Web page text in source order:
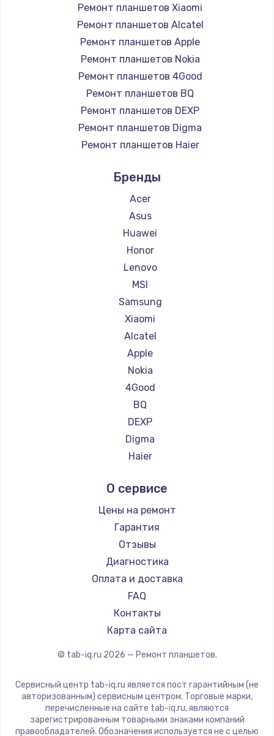
Ремонт планшетов Xiaomi
Ремонт планшетов Alcatel
Ремонт планшетов Apple
Ремонт планшетов Nokia
Ремонт планшетов 4Good
Ремонт планшетов BQ
Ремонт планшетов DEXP
Ремонт планшетов Digma
Ремонт планшетов Haier
Ремонт планшетов Prestigio
Ремонт планшетов Microsoft
Ремонт планшетов BlackView
Ремонт планшетов Amazon
Ремонт планшетов Aquarius
Ремонт планшетов Philips
Ремонт планшетов Dell
Ремонт планшетов HP
Ремонт планшетов Getac
Ремонт планшетов ZTE
Ремонт планшетов Google
Ремонт планшетов Navitel
Ремонт планшетов Teclast
Ремонт планшетов CHUWI
Бренды
Acer
Asus
Huawei
Honor
Lenovo
MSI
Samsung
Xiaomi
Alcatel
Apple
Nokia
4Good
BQ
DEXP
Digma
Haier
Prestigio
Microsoft
BlackView
Amazon
Aquarius
Philips
Dell
HP
Getac
Teclast
CHUWI
О сервисе
Цены на ремонт
Гарантия
Отзывы
Диагностика
Оплата и доставка
FAQ
Контакты
Карта сайта
© tab-iq.ru 2026 — Ремонт планшетов.
Сервисный центр tab-iq.ru является пост гарантийным (не
авторизованным) сервисным центром. Торговые марки,
перечисленные на сайте tab-iq.ru, являются
зарегистрированным товарными знаками компаний
правообладателей. Обозначения используется не с целью